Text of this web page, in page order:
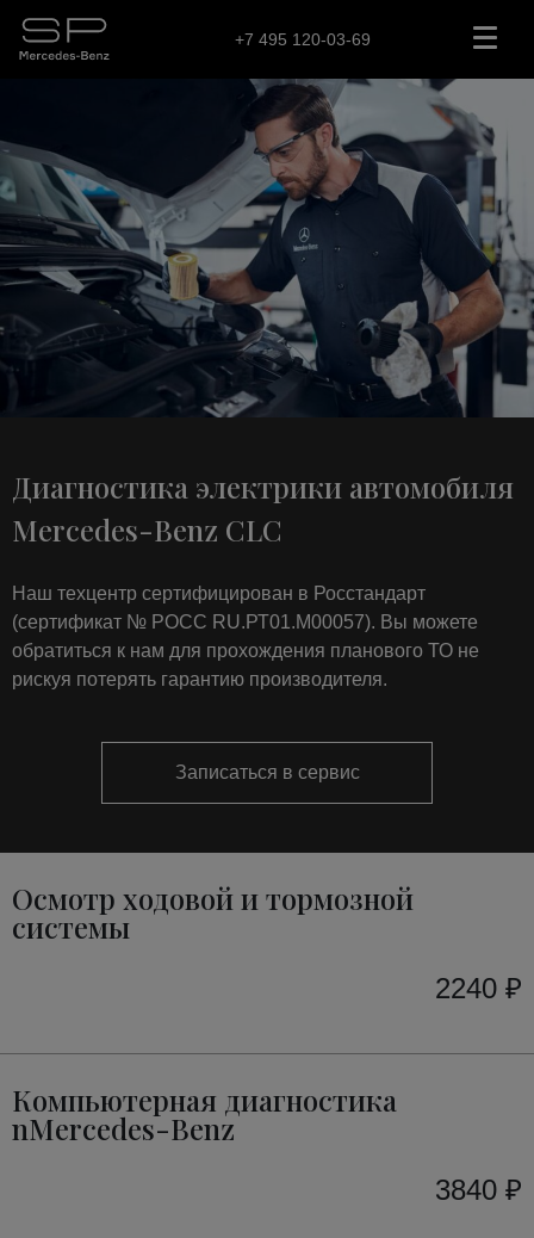
+7 495 120-03-69
Диагностика электрики автомобиля
Mercedes-Benz CLC
Наш техцентр сертифицирован в Росстандарт
(сертификат № РОСС RU.РТ01.М00057). Вы можете
обратиться к нам для прохождения планового ТО не
рискуя потерять гарантию производителя.
Записаться в сервис
Осмотр ходовой и тормозной
системы
2240 ₽
Компьютерная диагностика
nMercedes-Benz
3840 ₽